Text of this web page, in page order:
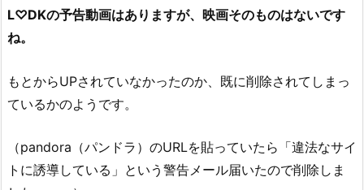
L♡DKの予告動画はありますが、映画そのものはないです
ね。
もとからUPされていなかったのか、既に削除されてしまっ
ているかのようです。
（pandora（パンドラ）のURLを貼っていたら「違法なサイ
トに誘導している」という警告メール届いたので削除しま